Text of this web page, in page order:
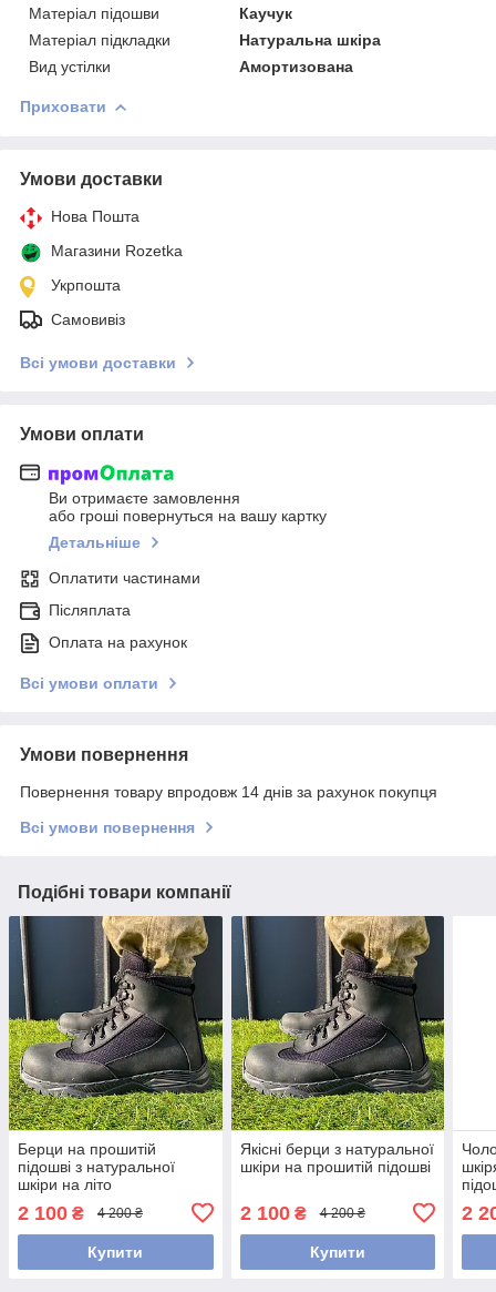
Матеріал підошви
Каучук
Матеріал підкладки
Натуральна шкіра
Вид устілки
Амортизована
Приховати
Умови доставки
Нова Пошта
Магазини Rozetka
Укрпошта
Самовивіз
Всі умови доставки
Умови оплати
Ви отримаєте замовлення
або гроші повернуться на вашу картку
Детальніше
Оплатити частинами
Післяплата
Оплата на рахунок
Всі умови оплати
Умови повернення
Повернення товару впродовж 14 днів за рахунок покупця
Всі умови повернення
Подібні товари компанії
Берци на прошитій
підошві з натуральної
шкіри на літо
2 100 ₴ 4 200 ₴
Купити
Якісні берци з натуральної
шкіри на прошитій підошві
2 100₴ 4 200 ₴
Купити
2